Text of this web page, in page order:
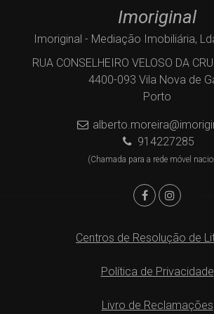
Imoriginal
Imoriginal - Mediação Imobiliária,
RUA CONSELHEIRO VELOSO DA
4400-093 Vila Nova de
Porto
914227285
(Chamada para a rede móvel
Centros de Resolução de
Política de Privacidade
Livro de Reclamações